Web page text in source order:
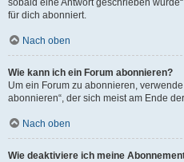
sobald eine Antwort geschrieben
für dich abonniert.
Nach oben
Wie kann ich ein Forum abonnieren?
Um ein Forum zu abonnieren,
abonnieren“, der sich meist am Ende
Nach oben
Wie deaktiviere ich meine